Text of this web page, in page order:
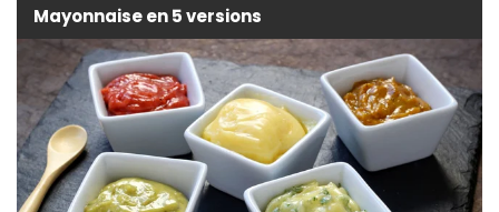
Mayonnaise en 5 versions